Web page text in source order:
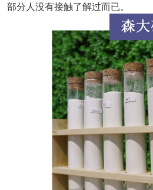
部分人没有接触了解过而已。